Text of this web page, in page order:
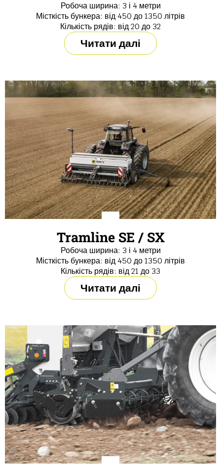
Робоча ширина: 3 і 4 метри
Місткість бункера: від 450 до 1350 літрів
Кількість рядів: від 20 до 32
Читати далі
Tramline SE / SX
Робоча ширина: 3 і 4 метри
Місткість бункера: від 450 до 1350 літрів
Кількість рядів: від 21 до 33
Читати далі